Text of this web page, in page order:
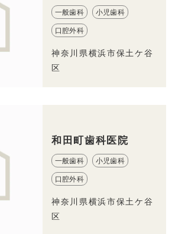
一般歯科 小児歯科
口腔外科
神奈川県横浜市保土ケ谷
区
和田町歯科医院
一般歯科 小児歯科
口腔外科
神奈川県横浜市保土ケ谷
区